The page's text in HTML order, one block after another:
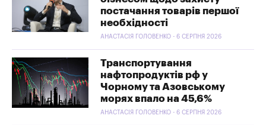
постачання товарів першої
необхідності
АНАСТАСІЯ ГОЛОВЕНКО - 6 СЕРПНЯ 2026
Транспортування
нафтопродуктів рф у
Чорному та Азовському
морях впало на 45,6%
АНАСТАСІЯ ГОЛОВЕНКО - 6 СЕРПНЯ 2026